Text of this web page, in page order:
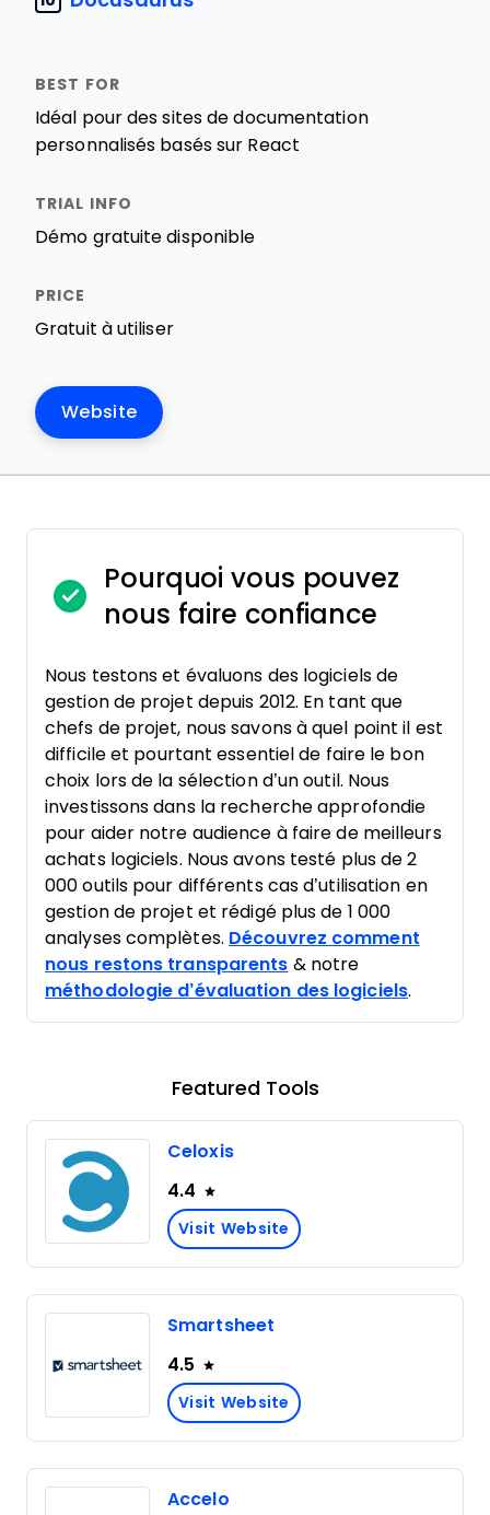
Idéal pour des sites de documentation
personnalisés basés sur React
Démo gratuite disponible
Gratuit à utiliser
Website
Pourquoi vous pouvez
nous faire confiance
Nous testons et évaluons des logiciels de
gestion de projet depuis 2012. En tant que
chefs de projet, nous savons à quel point il est
difficile et pourtant essentiel de faire le bon
choix lors de la sélection d’un outil. Nous
investissons dans la recherche approfondie
pour aider notre audience à faire de meilleurs
achats logiciels. Nous avons testé plus de 2
000 outils pour différents cas d’utilisation en
gestion de projet et rédigé plus de 1 000
analyses complètes. Découvrez comment
nous restons transparents & notre
méthodologie d’évaluation des logiciels.
Featured Tools
Celoxis
4.4
Visit Website
Smartsheet
4.5
Visit Website
Accelo